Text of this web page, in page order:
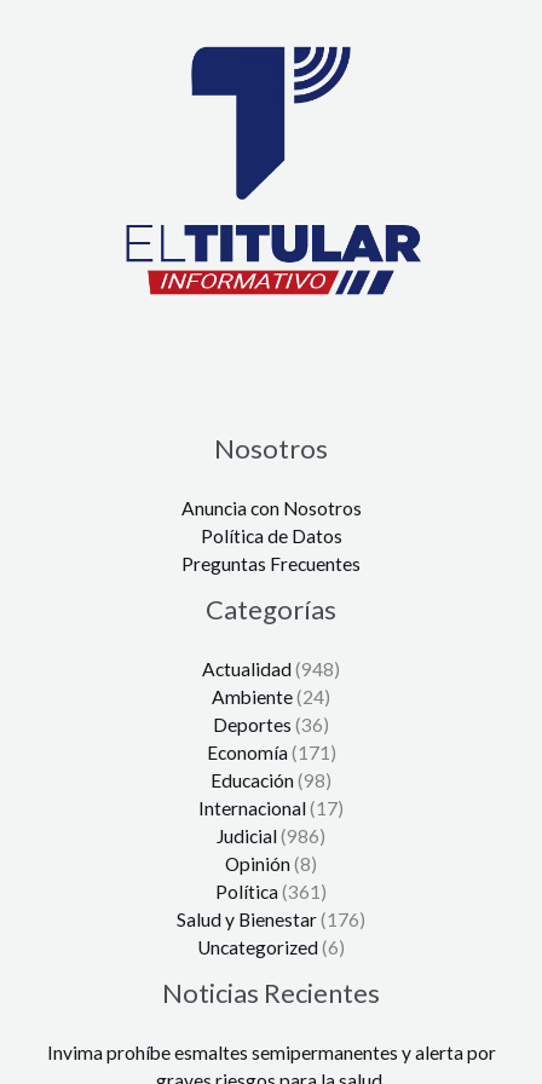
Nosotros
Anuncia con Nosotros
Política de Datos
Preguntas Frecuentes
Categorías
Actualidad(948)
Ambiente(24)
Deportes (36)
Economía(171)
Educación(98)
Internacional(17)
Judicial(986)
Opinión(8)
Política(361)
Salud y Bienestar(176)
Uncategorized(6)
Noticias Recientes
Invima prohíbe esmaltes semipermanentes y alerta por